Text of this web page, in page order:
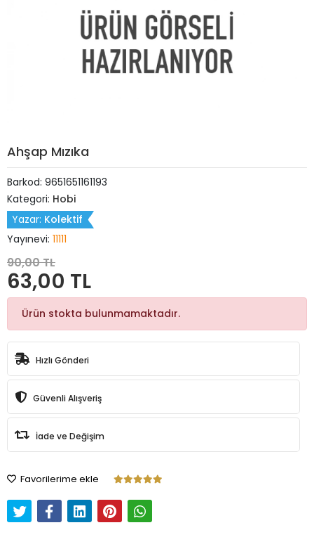
Ahşap Mızıka
Barkod: 9651651161193
Kategori: Hobi
Yazar: Kolektif
Yayınevi: 11111
90,00 TL
63,00 TL
Ürün stokta bulunmamaktadır.
Hızlı Gönderi
Güvenli Alışveriş
İade ve Değişim
Favorilerime ekle